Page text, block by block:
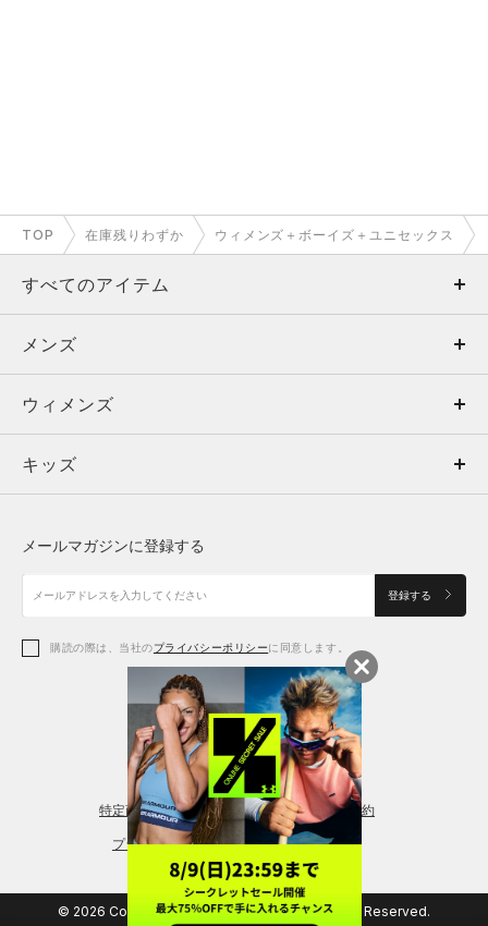
TOP 在庫残りわずか ウィメンズ＋ボーイズ＋ユニセックス
すべてのアイテム
メンズ
ウィメンズ
キッズ
アクセサリー
メンズ
トップス
ボトムス
アクセサリー
ウィメンズ
トップス
シューズ
アクセサリー
レギンス＆タイツ
キッズ
シューズ
メールマガジンに登録する
登録する
購読の際は、当社のプライバシーポリシーに同意します。
特定商取引法に基づく通販の表記 会員規約
プライバシーポリシー
© 2026 Copyright DOME Corporation. All Rights Reserved.